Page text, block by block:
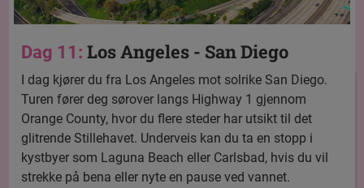
Dag 11:Los Angeles - San Diego
I dag kjører du fra Los Angeles mot solrike San Diego.
Turen fører deg sørover langs Highway 1 gjennom
Orange County, hvor du flere steder har utsikt til det
glitrende Stillehavet. Underveis kan du ta en stopp i
kystbyer som Laguna Beach eller Carlsbad, hvis du vil
strekke på bena eller nyte en pause ved vannet.